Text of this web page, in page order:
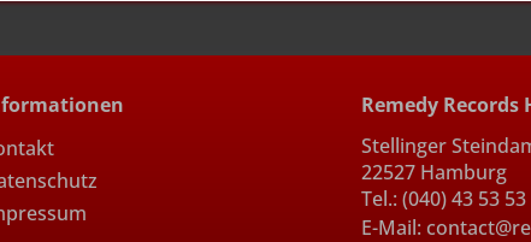
Remedy Records
Stellinger
22527 Hamburg
Tel.: (040) 43 53 53
E-Mail: